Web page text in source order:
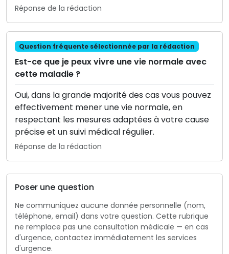
Réponse de la rédaction
Question fréquente sélectionnée par la rédaction
Est-ce que je peux vivre une vie normale avec
cette maladie ?
Oui, dans la grande majorité des cas vous pouvez
effectivement mener une vie normale, en
respectant les mesures adaptées à votre cause
précise et un suivi médical régulier.
Réponse de la rédaction
Poser une question
Ne communiquez aucune donnée personnelle (nom,
téléphone, email) dans votre question. Cette rubrique
ne remplace pas une consultation médicale — en cas
d'urgence, contactez immédiatement les services
d'urgence.